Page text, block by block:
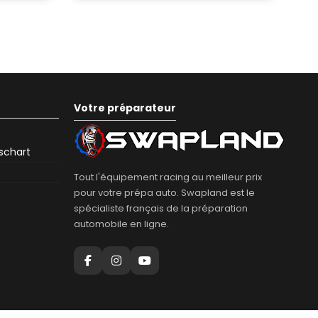
Votre préparateur
Tout l'équipement racing au meilleur prix
pour votre prépa auto. Swapland est le
spécialiste français de la préparation
automobile en ligne.